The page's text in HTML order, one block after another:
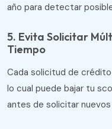
año para detectar
5. Evita Solicitar
Tiempo
Cada solicitud de
lo cual puede bajar tu
antes de solicitar